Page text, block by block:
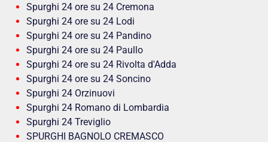
Spurghi 24 ore su 24 Cremona
Spurghi 24 ore su 24 Lodi
Spurghi 24 ore su 24 Pandino
Spurghi 24 ore su 24 Paullo
Spurghi 24 ore su 24 Rivolta d'Adda
Spurghi 24 ore su 24 Soncino
Spurghi 24 Orzinuovi
Spurghi 24 Romano di Lombardia
Spurghi 24 Treviglio
SPURGHI BAGNOLO CREMASCO